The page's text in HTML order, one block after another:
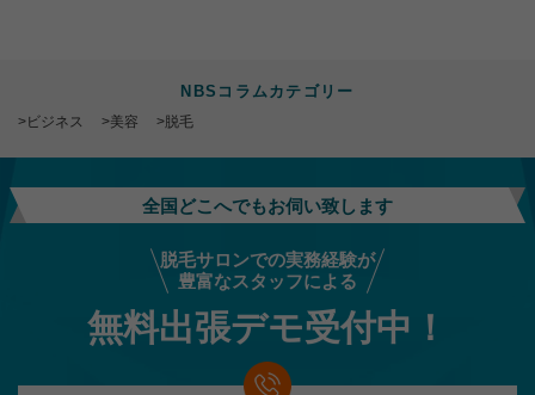
NBSコラムカテゴリー
>ビジネス >美容 >脱毛
全国どこへでもお伺い致します
脱毛サロンでの実務経験が
豊富なスタッフによる
無料出張デモ受付中！